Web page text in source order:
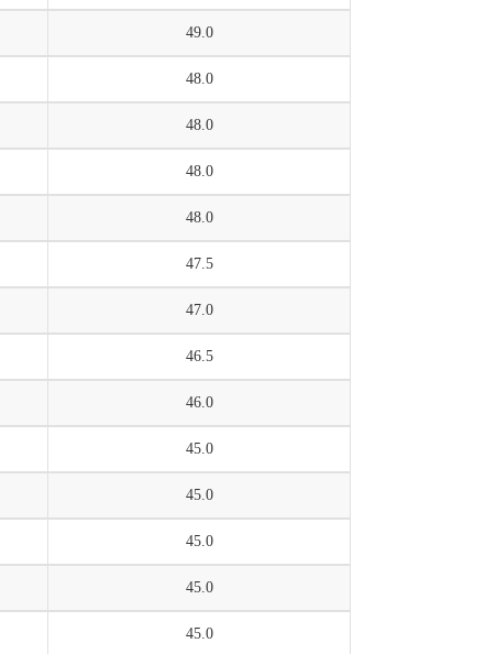
49.0
48.0
48.0
48.0
48.0
47.5
47.0
46.5
46.0
45.0
45.0
45.0
45.0
45.0